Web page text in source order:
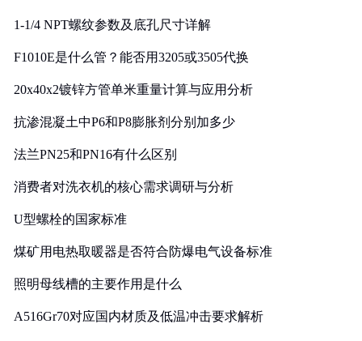
1-1/4 NPT螺纹参数及底孔尺寸详解
F1010E是什么管？能否用3205或3505代换
20x40x2镀锌方管单米重量计算与应用分析
抗渗混凝土中P6和P8膨胀剂分别加多少
法兰PN25和PN16有什么区别
消费者对洗衣机的核心需求调研与分析
U型螺栓的国家标准
煤矿用电热取暖器是否符合防爆电气设备标准
照明母线槽的主要作用是什么
A516Gr70对应国内材质及低温冲击要求解析